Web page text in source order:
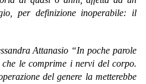
per definizione inoperabile: il
Attanasio “In poche parole
le comprime i nervi del corpo.
del genere la metterebbe